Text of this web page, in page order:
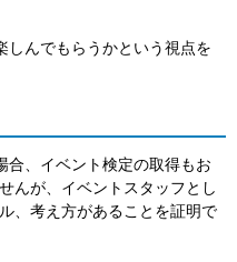
しんでもらうかという視点を
合、イベント検定の取得もお
んが、イベントスタッフとし
、考え方があることを証明で